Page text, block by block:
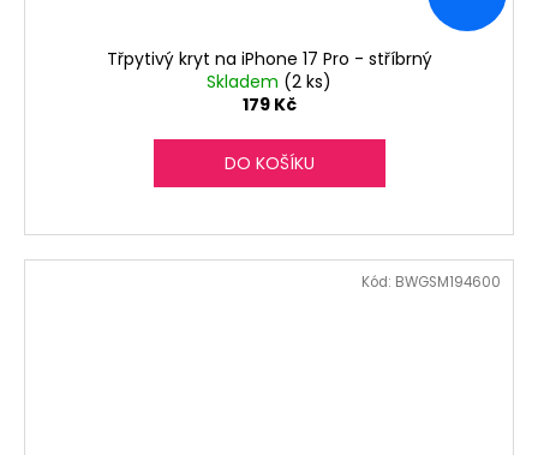
Třpytivý kryt na iPhone 17 Pro - stříbrný
Skladem (2 ks)
179 Kč
DO KOŠÍKU
Kód: BWGSM194600